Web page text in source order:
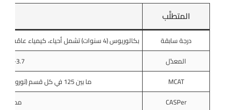
المتطلَّب
درجة سابقة
بكالوريوس (4 سنوات) تشمل أحياء، كيمياء عامّة وعضوية، فيزياء، رياضيات/إحصاء. في كيبيك يُقبل خريج CEGEP لبرامج «Med-P».
المعدّل
3.7–3.9 من 4.0 لمعظم الكليات الدولية
MCAT
ما بين 125 في كل قسم (تورونتو) إلى مجموع ≥ 510 لرفع الحظوظ؛ بعض كليات كيبيك ألغته.
CASPer
مطلوب